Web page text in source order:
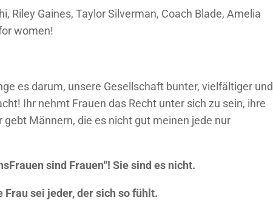
Riley Gaines, Taylor Silverman, Coach Blade, Amelia
women!
es darum, unsere Gesellschaft bunter, vielfältiger und
Ihr nehmt Frauen das Recht unter sich zu sein, ihre
Männern, die es nicht gut meinen jede nur
sind Frauen“! Sie sind es nicht.
Frau sei jeder, der sich so fühlt.